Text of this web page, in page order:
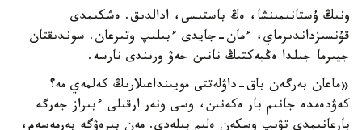
ونىڭ ۇستانىمىنشا، ەڭ باستىسى، ادالدىق. ەشكىمدى
قۇنسىزداندىرماي، ءمان-جايدى ءبىلىپ وتىرعان. سوندىقتان
جيىرما جىلدا ەڭبەكتىڭ نانىن جەۋ ورىندى نارسە.
«ماعان بەرگەن باق-داۋلەتتى مويىنداعىلارىڭ كەلمەي مە؟
كەۋدەمدە جانىم بار ەكەنىن، وسى ونەر ارقىلى ءبىراز جەرگە